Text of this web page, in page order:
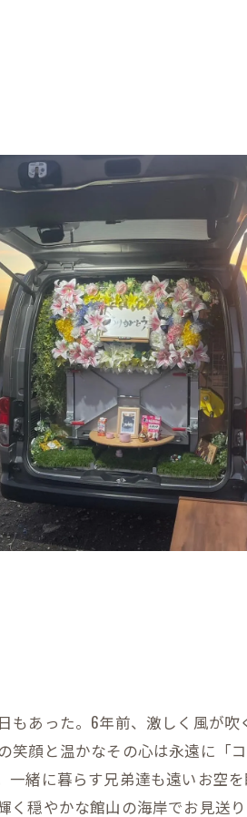
あった。6年前、激しく風が
顔と温かなその心は永遠に「
緒に暮らす兄弟達も遠いお空
穏やかな館山の海岸でお見送